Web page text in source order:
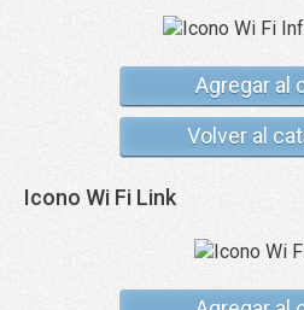
Agregar al
Volver al
Icono Wi Fi Link